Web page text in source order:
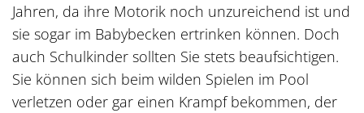
Jahren, da ihre Motorik noch unzureichend ist und
sie sogar im Babybecken ertrinken können. Doch
auch Schulkinder sollten Sie stets beaufsichtigen.
Sie können sich beim wilden Spielen im Pool
verletzen oder gar einen Krampf bekommen, der